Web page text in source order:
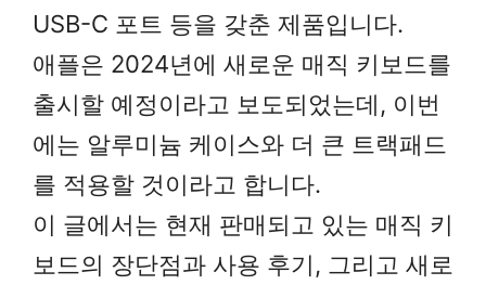
USB-C 포트 등을 갖춘 제품입니다.
애플은 2024년에 새로운 매직 키보드를
출시할 예정이라고 보도되었는데, 이번
에는 알루미늄 케이스와 더 큰 트랙패드
를 적용할 것이라고 합니다.
이 글에서는 현재 판매되고 있는 매직 키
보드의 장단점과 사용 후기, 그리고 새로